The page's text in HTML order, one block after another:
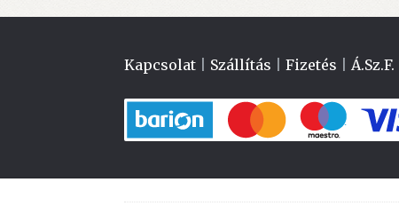
Kapcsolat Szállítás |Fizetés |Á.Sz.F.